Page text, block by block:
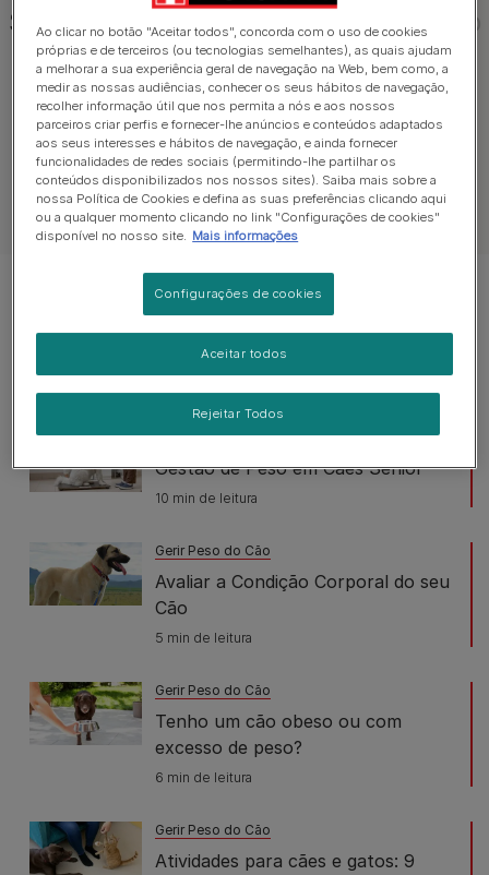
Saiba mais sobre a saúde do seu cão
Saúde Cuidado Diário Digestão
Ver todos os Artigos de Cão
Mostrar 4 de 4 artigos
Artigos mais vistos
Gerir Peso do Cão
Gestão de Peso em Cães Sénior
10 min de leitura
Gerir Peso do Cão
Avaliar a Condição Corporal do seu
Cão
5 min de leitura
Gerir Peso do Cão
Tenho um cão obeso ou com
excesso de peso?
6 min de leitura
Gerir Peso do Cão
Atividades para cães e gatos: 9
Ao clicar no botão "Aceitar todos", concorda com o uso de cookies
próprias e de terceiros (ou tecnologias semelhantes), as quais ajudam
a melhorar a sua experiência geral de navegação na Web, bem como, a
medir as nossas audiências, conhecer os seus hábitos de navegação,
recolher informação útil que nos permita a nós e aos nossos
parceiros criar perfis e fornecer-lhe anúncios e conteúdos adaptados
aos seus interesses e hábitos de navegação, e ainda fornecer
funcionalidades de redes sociais (permitindo-lhe partilhar os
conteúdos disponibilizados nos nossos sites). Saiba mais sobre a
nossa Política de Cookies e defina as suas preferências clicando aqui
ou a qualquer momento clicando no link "Configurações de cookies"
disponível no nosso site.
Mais informações
Configurações de cookies
Rejeitar Todos
Aceitar todos